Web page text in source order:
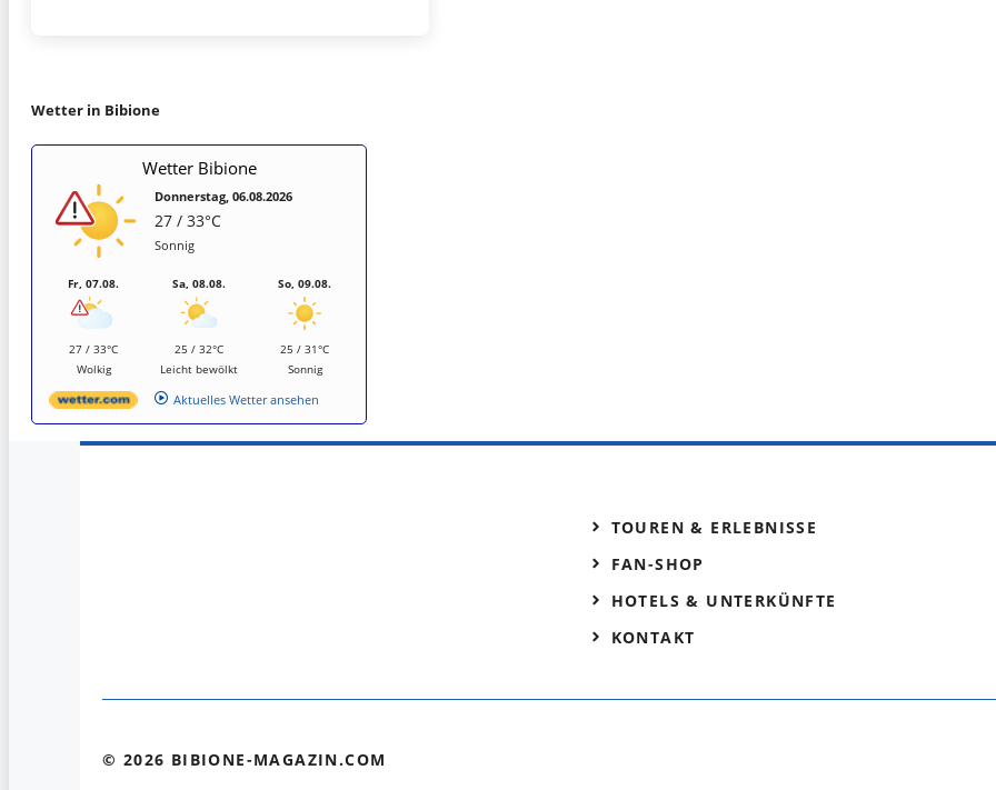
Wetter in Bibione
Wetter Bibione
Donnerstag, 06.08.2026
27 / 33°C
Sonnig
Fr, 07.08.
27 / 33°C
Wolkig
Sa, 08.08.
25 / 32°C
Leicht bewölkt
So, 09.08.
25 / 31°C
Sonnig
Aktuelles Wetter ansehen
TOUREN & ERLEBNISSE
FAN-SHOP
HOTELS & UNTERKÜNFTE
KONTAKT
© 2026 BIBIONE-MAGAZIN.COM